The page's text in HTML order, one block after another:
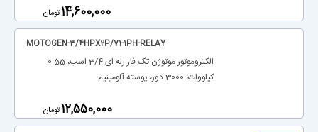
‎14,600,000 تومان
MOTOGEN-3/4HPX2P/71-1PH-RELAY
الکتروموتور موتوژن تک فاز رله ای 3/4 اسب، 0.55
کیلووات، 3000 دور، پوسته آلومینیم
‎12,550,000 تومان